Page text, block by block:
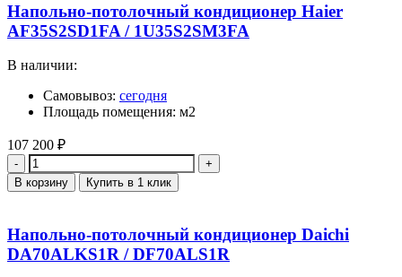
Напольно-потолочный кондиционер Haier
AF35S2SD1FA / 1U35S2SM3FA
В наличии:
Самовывоз: сегодня
Площадь помещения: м2
107 200 ₽
Количество
В корзину Купить в 1 клик
Напольно-потолочный кондиционер Daichi
DA70ALKS1R / DF70ALS1R